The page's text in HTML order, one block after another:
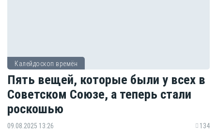
Калейдоскоп времён
Пять вещей, которые были у всех в
Советском Союзе, а теперь стали
роскошью
09.08.2025 13:26 134